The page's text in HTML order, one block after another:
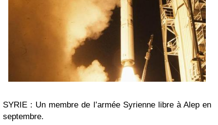
SYRIE : Un membre de l’armée Syrienne libre à Alep en
septembre.